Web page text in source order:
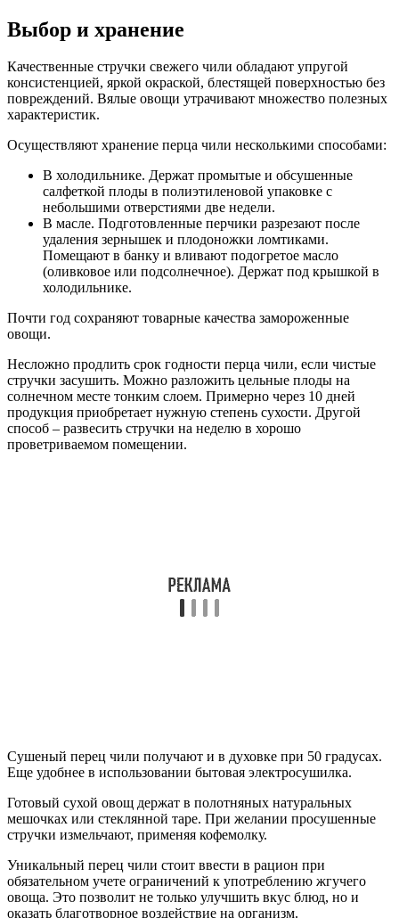
Выбор и хранение
Качественные стручки свежего чили обладают упругой
консистенцией, яркой окраской, блестящей поверхностью без
повреждений. Вялые овощи утрачивают множество полезных
характеристик.
Осуществляют хранение перца чили несколькими способами:
В холодильнике. Держат промытые и обсушенные
салфеткой плоды в полиэтиленовой упаковке с
небольшими отверстиями две недели.
В масле. Подготовленные перчики разрезают после
удаления зернышек и плодоножки ломтиками.
Помещают в банку и вливают подогретое масло
(оливковое или подсолнечное). Держат под крышкой в
холодильнике.
Почти год сохраняют товарные качества замороженные
овощи.
Несложно продлить срок годности перца чили, если чистые
стручки засушить. Можно разложить цельные плоды на
солнечном месте тонким слоем. Примерно через 10 дней
продукция приобретает нужную степень сухости. Другой
способ – развесить стручки на неделю в хорошо
проветриваемом помещении.
Сушеный перец чили получают и в духовке при 50 градусах.
Еще удобнее в использовании бытовая электросушилка.
Готовый сухой овощ держат в полотняных натуральных
мешочках или стеклянной таре. При желании просушенные
стручки измельчают, применяя кофемолку.
Уникальный перец чили стоит ввести в рацион при
обязательном учете ограничений к употреблению жгучего
овоща. Это позволит не только улучшить вкус блюд, но и
оказать благотворное воздействие на организм.